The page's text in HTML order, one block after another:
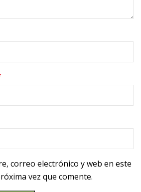
correo electrónico y web en este
vez que comente.